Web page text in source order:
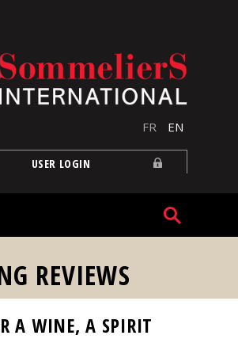
FR EN
USER LOGIN
REVIEWS
A WINE, A SPIRIT